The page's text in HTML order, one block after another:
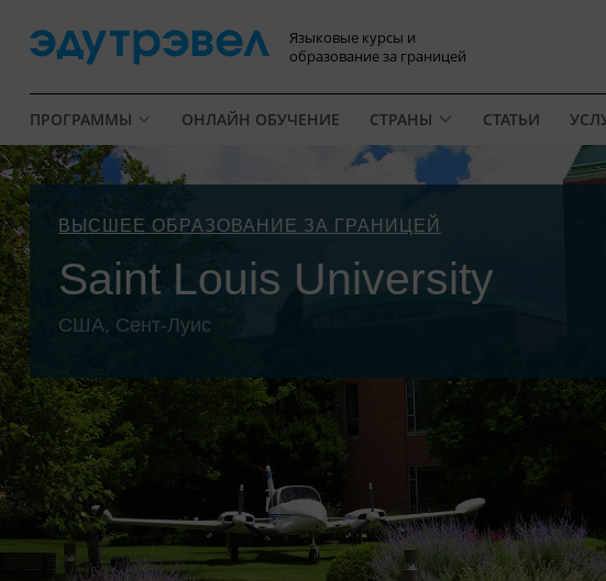
Языковые курсы и
образование за границей
ПРОГРАММЫ ОНЛАЙН ОБУЧЕНИЕ СТРАНЫ СТАТЬИ
ВЫСШЕЕ ОБРАЗОВАНИЕ ЗА ГРАНИЦЕЙ
Saint Louis University
США, Сент-Луис